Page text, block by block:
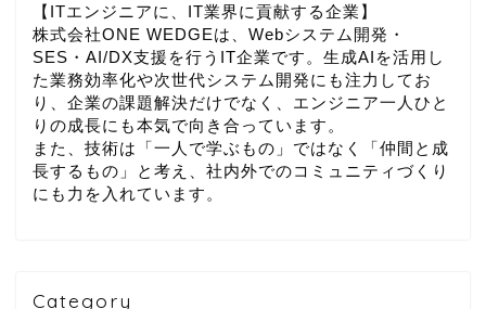
【ITエンジニアに、IT業界に貢献する企業】
株式会社ONE WEDGEは、Webシステム開発・
SES・AI/DX支援を行うIT企業です。生成AIを活用し
た業務効率化や次世代システム開発にも注力してお
り、企業の課題解決だけでなく、エンジニア一人ひと
りの成長にも本気で向き合っています。
また、技術は「一人で学ぶもの」ではなく「仲間と成
長するもの」と考え、社内外でのコミュニティづくり
にも力を入れています。
Category